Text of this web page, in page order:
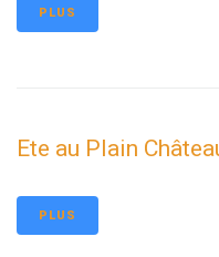
PLUS
Ete au Plain
PLUS